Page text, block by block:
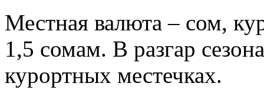
Местная валюта – сом,
1,5 сомам. В разгар
курортных местечках.